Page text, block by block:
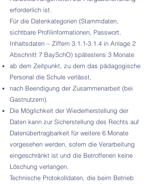
erforderlich ist.
Für die Datenkategorien (Stammdaten,
sichtbare Profilinformationen, Passwort,
Inhaltsdaten – Ziffern 3.1.1-3.1.4 in Anlage 2
Abschnitt 7 BaySchO) spätestens 3 Monate
ab dem Zeitpunkt, zu dem das pädagogische
Personal die Schule verlässt,
nach Beendigung der Zusammenarbeit (bei
Gastnutzern).
Die Möglichkeit der Wiederherstellung der
Daten kann zur Sicherstellung des Rechts auf
Datenübertragbarkeit für weitere 6 Monate
vorgesehen werden, sofern die Verarbeitung
eingeschränkt ist und die Betroffenen keine
Löschung verlangen.
Technische Protokolldaten, die beim Betrieb